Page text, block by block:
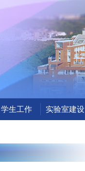
学生工作 实验室建设